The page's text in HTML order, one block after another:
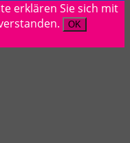
erklären Sie sich mit
OK